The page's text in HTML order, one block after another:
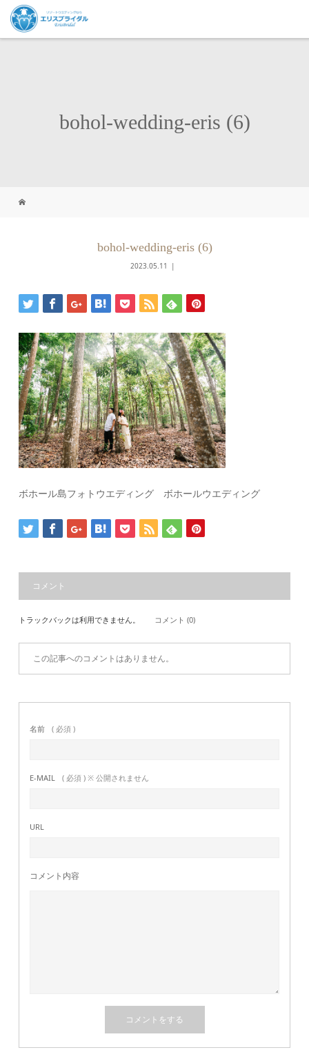
bohol-wedding-eris (6)
bohol-wedding-eris (6)
2023.05.11
ボホール島フォトウエディング ボホールウエディング
コメント
トラックバックは利用できません。 コメント (0)
この記事へのコメントはありません。
名前 ( 必須 )
E-MAIL ( 必須 ) ※ 公開されません
URL
コメント内容